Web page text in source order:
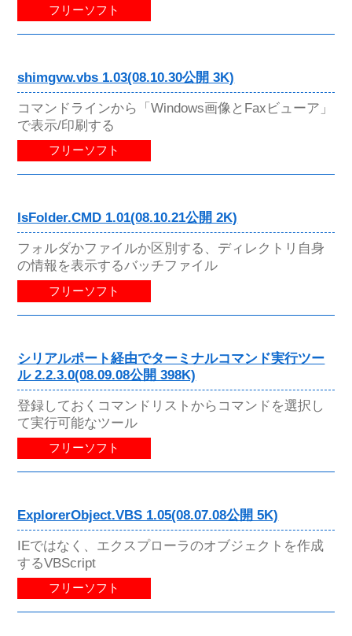
フリーソフト
shimgvw.vbs 1.03(08.10.30公開 3K)
コマンドラインから「Windows画像とFaxビューア」
で表示/印刷する
フリーソフト
IsFolder.CMD 1.01(08.10.21公開 2K)
フォルダかファイルか区別する、ディレクトリ自身
の情報を表示するバッチファイル
フリーソフト
シリアルポート経由でターミナルコマンド実行ツー
ル 2.2.3.0(08.09.08公開 398K)
登録しておくコマンドリストからコマンドを選択し
て実行可能なツール
フリーソフト
ExplorerObject.VBS 1.05(08.07.08公開 5K)
IEではなく、エクスプローラのオブジェクトを作成
するVBScript
フリーソフト